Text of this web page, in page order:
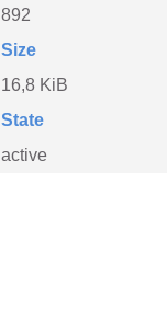
892
Size
16,8 KiB
State
active